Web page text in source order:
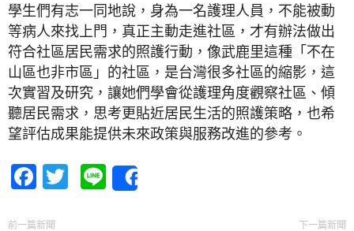
學生們有志一同地說，身為一名護理人員，不能被動
等病人來找上門，真正主動走進社區，才有辦法做出
符合社區居民需求的照護行動，像武鹿里這種「不在
山區也非市區」的社區，是台灣很多社區的縮影，這
次實習及研究，讓她們學會從護理角度觀察社區、傾
聽居民需求，思考更貼近居民生活的照護策略，也希
望評估成果能提供未來政策與服務改進的參考。
Facebook
Twitter
Line
前一篇新聞 下一篇新聞